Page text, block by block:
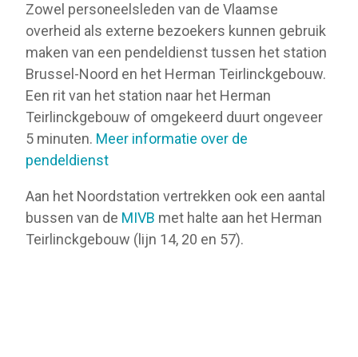
Zowel personeelsleden van de Vlaamse
overheid als externe bezoekers kunnen gebruik
maken van een pendeldienst tussen het station
Brussel-Noord en het Herman Teirlinckgebouw.
Een rit van het station naar het Herman
Teirlinckgebouw of omgekeerd duurt ongeveer
5 minuten. Meer informatie over de
pendeldienst
Aan het Noordstation vertrekken ook een aantal
bussen van de MIVB met halte aan het Herman
Teirlinckgebouw (lijn 14, 20 en 57).